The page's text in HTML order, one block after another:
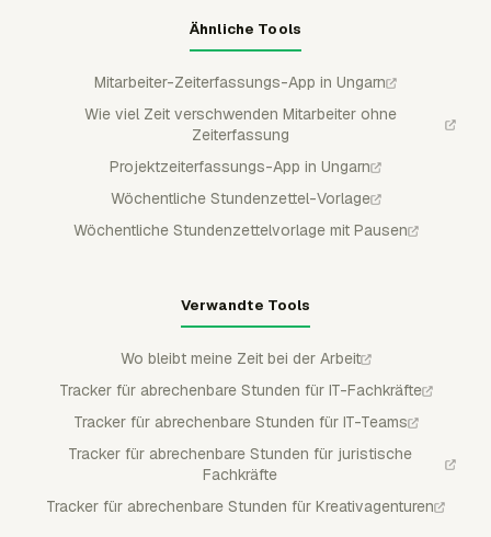
Ähnliche Tools
Mitarbeiter-Zeiterfassungs-App in Ungarn
Wie viel Zeit verschwenden Mitarbeiter ohne
Zeiterfassung
Projektzeiterfassungs-App in Ungarn
Wöchentliche Stundenzettel-Vorlage
Wöchentliche Stundenzettelvorlage mit Pausen
Verwandte Tools
Wo bleibt meine Zeit bei der Arbeit
Tracker für abrechenbare Stunden für IT-Fachkräfte
Tracker für abrechenbare Stunden für IT-Teams
Tracker für abrechenbare Stunden für juristische
Fachkräfte
Tracker für abrechenbare Stunden für Kreativagenturen